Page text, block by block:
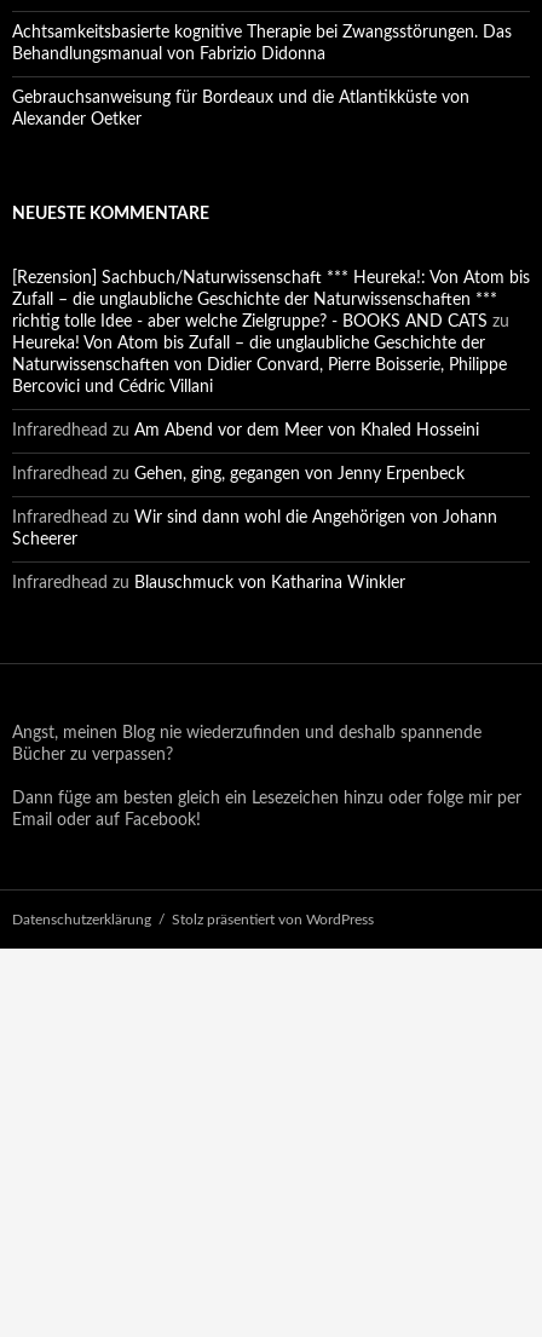
Achtsamkeitsbasierte kognitive Therapie bei Zwangsstörungen. Das
Behandlungsmanual von Fabrizio Didonna
Gebrauchsanweisung für Bordeaux und die Atlantikküste von
Alexander Oetker
NEUESTE KOMMENTARE
[Rezension] Sachbuch/Naturwissenschaft *** Heureka!: Von Atom bis
Zufall – die unglaubliche Geschichte der Naturwissenschaften ***
richtig tolle Idee - aber welche Zielgruppe? - BOOKS AND CATS zu
Heureka! Von Atom bis Zufall – die unglaubliche Geschichte der
Naturwissenschaften von Didier Convard, Pierre Boisserie, Philippe
Bercovici und Cédric Villani
Infraredhead zu Am Abend vor dem Meer von Khaled Hosseini
Infraredhead zu Gehen, ging, gegangen von Jenny Erpenbeck
Infraredhead zu Wir sind dann wohl die Angehörigen von Johann
Scheerer
Infraredhead zu Blauschmuck von Katharina Winkler
Angst, meinen Blog nie wiederzufinden und deshalb spannende
Bücher zu verpassen?
Dann füge am besten gleich ein Lesezeichen hinzu oder folge mir per
Email oder auf Facebook!
Datenschutzerklärung Stolz präsentiert von WordPress